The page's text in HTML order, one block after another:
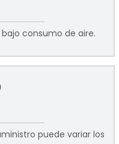
consumo de aire.
puede variar los